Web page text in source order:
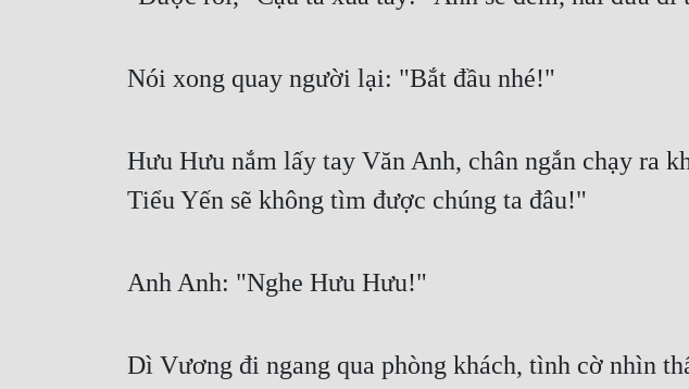
Nói xong quay người lại: "Bắt đầu nhé!"
Hưu Hưu nắm lấy tay Văn Anh, chân ngắn chạy ra
Tiểu Yến sẽ không tìm được chúng ta đâu!"
Anh Anh: "Nghe Hưu Hưu!"
Dì Vương đi ngang qua phòng khách, tình cờ nhìn